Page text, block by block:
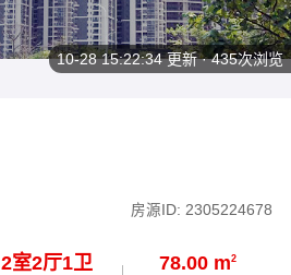
房源ID: 2305224678
2室2厅1卫 78.00 m2
10-28 15:22:34更新 · 435次浏览